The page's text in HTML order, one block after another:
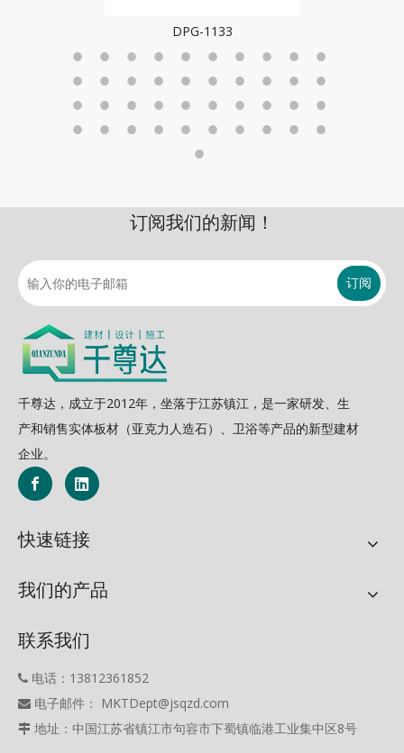
DPG-1133
订阅我们的新闻！
订阅
千尊达，成立于2012年，坐落于江苏镇江，是一家研发、生
产和销售实体板材（亚克力人造石）、卫浴等产品的新型建材
企业。
快速链接
我们的产品
联系我们
 电话：13812361852
 电子邮件： MKTDept@jsqzd.com
 地址：中国江苏省镇江市句容市下蜀镇临港工业集中区8号